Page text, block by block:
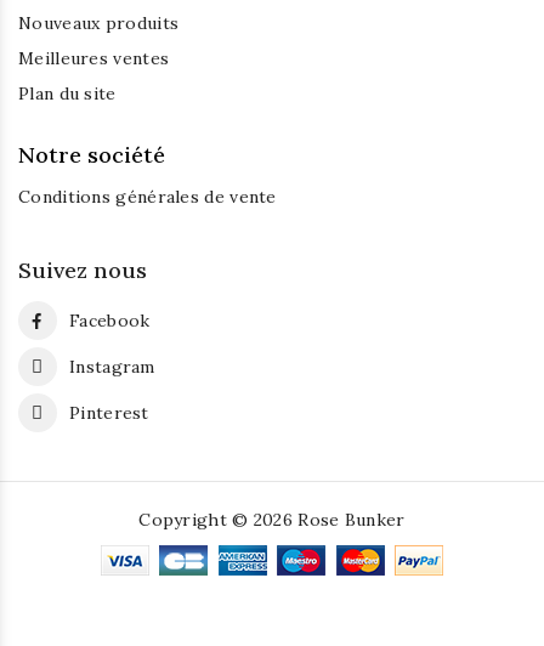
Nouveaux produits
Meilleures ventes
Plan du site
Notre société
Conditions générales de vente
Suivez nous
Facebook
Instagram
Pinterest
Copyright © 2026 Rose Bunker